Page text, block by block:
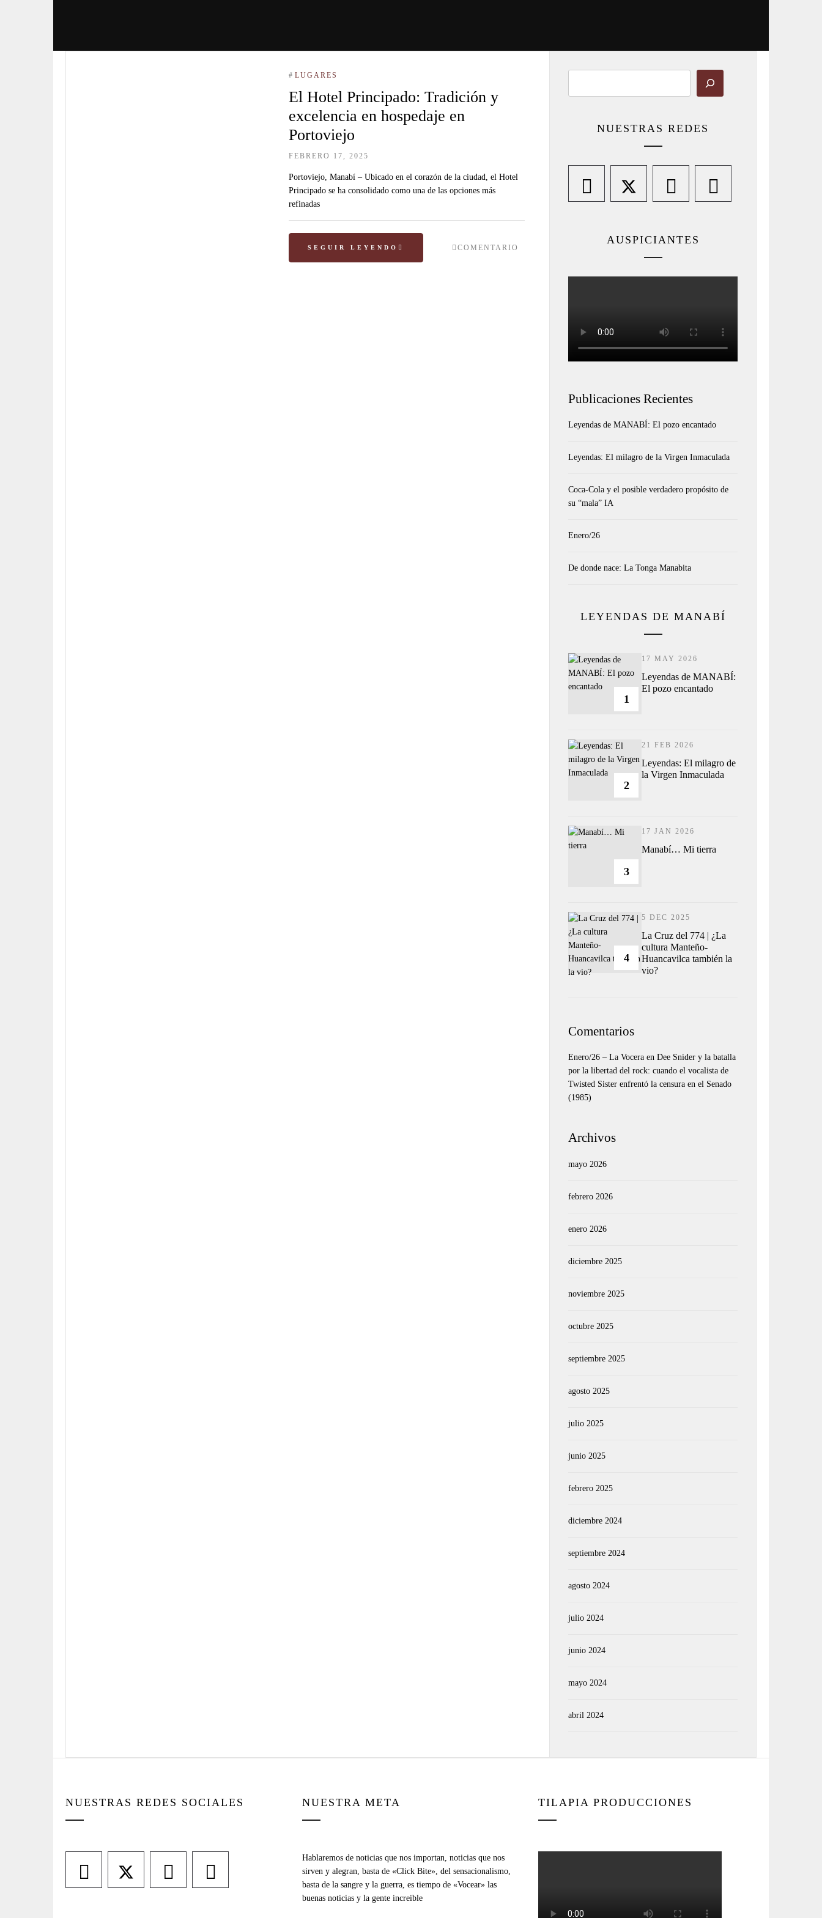
# LUGARES
El Hotel Principado: Tradición y
excelencia en hospedaje en
Portoviejo
FEBRERO 17, 2025
Portoviejo, Manabí – Ubicado en el corazón de la ciudad, el Hotel
Principado se ha consolidado como una de las opciones más
refinadas
SEGUIR LEYENDO COMENTARIO
NUESTRAS REDES
AUSPICIANTES
Publicaciones Recientes
Leyendas de MANABÍ: El pozo encantado
Leyendas: El milagro de la Virgen Inmaculada
Coca-Cola y el posible verdadero propósito de
su “mala” IA
Enero/26
De donde nace: La Tonga Manabita
LEYENDAS DE MANABÍ
1
17 MAY 2026
Leyendas de MANABÍ:
El pozo encantado
2
21 FEB 2026
Leyendas: El milagro de
la Virgen Inmaculada
3
17 JAN 2026
Manabí… Mi tierra
4
5 DEC 2025
La Cruz del 774 | ¿La
cultura Manteño-
Huancavilca también la
vio?
Comentarios
Enero/26 – La Vocera en Dee Snider y la batalla
por la libertad del rock: cuando el vocalista de
Twisted Sister enfrentó la censura en el Senado
(1985)
Archivos
mayo 2026
febrero 2026
enero 2026
diciembre 2025
noviembre 2025
octubre 2025
septiembre 2025
agosto 2025
julio 2025
junio 2025
febrero 2025
diciembre 2024
septiembre 2024
agosto 2024
julio 2024
junio 2024
mayo 2024
abril 2024
NUESTRAS REDES SOCIALES NUESTRA META
Hablaremos de noticias que nos importan, noticias que nos
sirven y alegran, basta de «Click Bite», del sensacionalismo,
basta de la sangre y la guerra, es tiempo de «Vocear» las
buenas noticias y la gente increible
TILAPIA PRODUCCIONES